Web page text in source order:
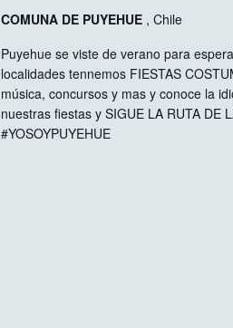
COMUNA DE PUYEHUE , Chile
Puyehue se viste de verano para
localidades tennemos FIESTAS
música, concursos y mas y conoce la
nuestras fiestas y SIGUE LA RUTA DE
#YOSOYPUYEHUE